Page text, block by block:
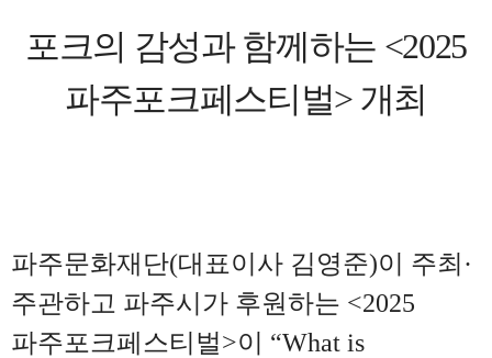
포크의 감성과 함께하는 <2025
파주포크페스티벌> 개최
파주문화재단(대표이사 김영준)이 주최 ·
주관하고 파주시가 후원하는 <2025
파주포크페스티벌>이 “What is